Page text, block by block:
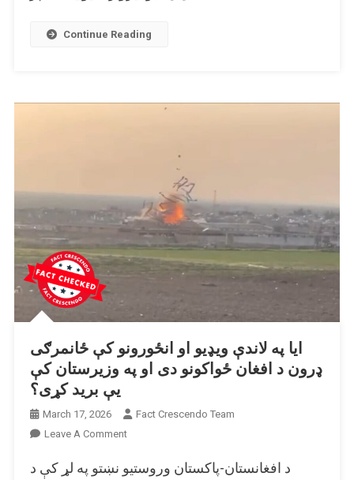
انځور
کې
سره
خپور
شوی
دی.
Continue Reading
ایا په لاندې ویډیو او انځورونو کې ځانمرګی
ډرون د افغان ځواکونو دی او په وزیرستان کې
یې برید کړی؟
March 17, 2026
Fact Crescendo Team
Leave A CommentOn
په
د افغانستان-پاکستان وروستیو نښتو په لړ کې د